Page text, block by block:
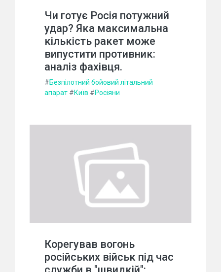
Чи готує Росія потужний
удар? Яка максимальна
кількість ракет може
випустити противник:
аналіз фахівця.
#Безпілотний бойовий літальний
апарат #Київ #Росіяни
Корегував вогонь
російських військ під час